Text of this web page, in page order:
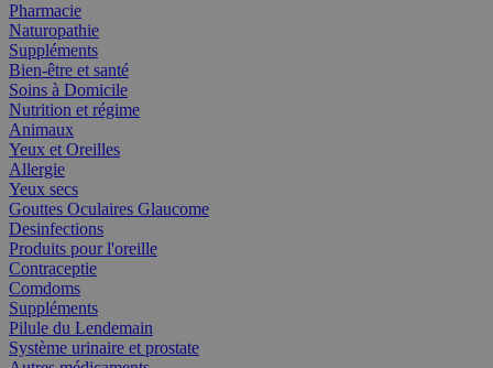
Pharmacie
Naturopathie
Suppléments
Bien-être et santé
Soins à Domicile
Nutrition et régime
Animaux
Yeux et Oreilles
Allergie
Yeux secs
Gouttes Oculaires Glaucome
Desinfections
Produits pour l'oreille
Contraceptie
Comdoms
Suppléments
Pilule du Lendemain
Système urinaire et prostate